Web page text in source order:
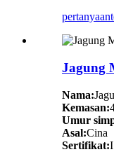
pertanyaan
Jagung
Nama:
Kemasan:
Umur
Asal:Cina
Sertifikat: